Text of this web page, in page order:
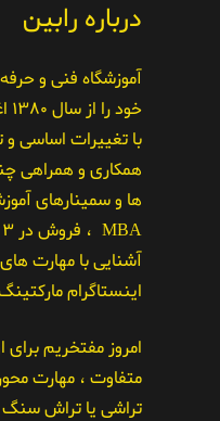
درباره رابین
آموزشگاه فنی و
با تغییرات اساسی و
همکاری و همراهی
آشنایی با مهارت
اینستاگرام
امروز مفتخریم برای
متفاوت ، مهارت
تراشی یا تراش سنگ